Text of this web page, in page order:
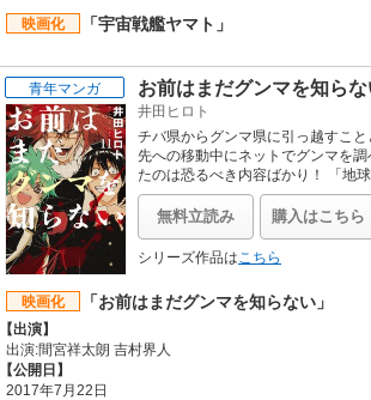
映画化 「宇宙戦艦ヤマト」
青年マンガ お前はまだグンマを知らな
井田ヒロト
チバ県からグンマ県に引っ越すこ
先への移動中にネットでグンマを
たのは恐るべき内容ばかり！ 「地
「とりあえず一番いい装備で行け」
んな地なのか？ 彼の身に何が降り
グンマ在住の作者が圧倒的熱量で描
マの真実」。全国区で話題集中！
無料立読み 購入はこちら
シリーズ作品はこちら
映画化 「お前はまだグンマを知らない」
【出演】
出演:間宮祥太朗 吉村界人
【公開日】
2017年7月22日